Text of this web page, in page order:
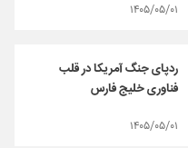
۱۴۰۵/۰۵/۰۱
ردپای جنگ آمریکا در قلب
فناوری خلیج فارس
۱۴۰۵/۰۵/۰۱